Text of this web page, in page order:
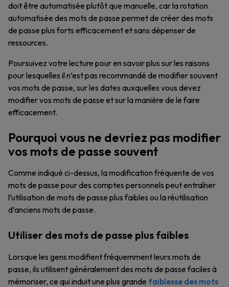
doit être automatisée plutôt que manuelle, car la rotation
automatisée des mots de passe permet de créer des mots
de passe plus forts efficacement et sans dépenser de
ressources.
Poursuivez votre lecture pour en savoir plus sur les raisons
pour lesquelles il n’est pas recommandé de modifier souvent
vos mots de passe, sur les dates auxquelles vous devez
modifier vos mots de passe et sur la manière de le faire
efficacement.
Pourquoi vous ne devriez pas modifier
vos mots de passe souvent
Comme indiqué ci-dessus, la modification fréquente de vos
mots de passe pour des comptes personnels peut entraîner
l’utilisation de mots de passe plus faibles ou la réutilisation
d’anciens mots de passe.
Utiliser des mots de passe plus faibles
Lorsque les gens modifient fréquemment leurs mots de
passe, ils utilisent généralement des mots de passe faciles à
mémoriser, ce qui induit une plus grande faiblesse des mots